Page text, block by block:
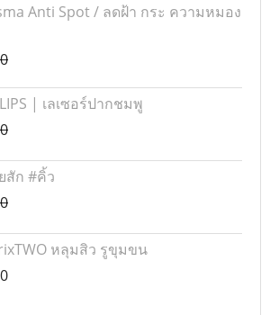
Anti Spot / ลดฝ้า กระ ความหมอง
| เลเซอร์ปากชมพู
สัก #คิ้ว
หลุมสิว รูขุมขน